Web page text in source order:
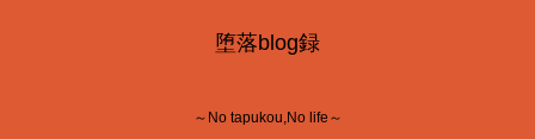
堕落blog録
～No tapukou,No life～